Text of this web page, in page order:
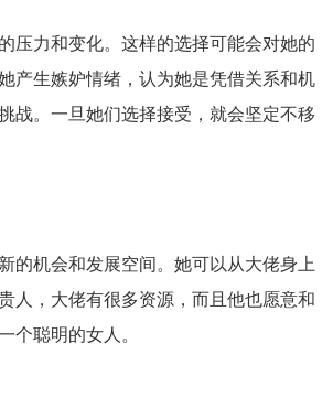
力和变化。这样的选择可能会对她的
产生嫉妒情绪，认为她是凭借关系和机
战。一旦她们选择接受，就会坚定不移
机会和发展空间。她可以从大佬身上
人，大佬有很多资源，而且他也愿意和
聪明的女人。